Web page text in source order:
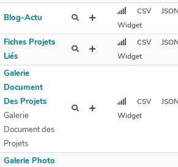
Blog-Actu
CSV
JSON
Widget
Fiches Projets
Liés
CSV
JSON
Widget
Galerie
Document
Des Projets
Galerie
Document des
Projets
CSV
JSON
Widget
Galerie Photo